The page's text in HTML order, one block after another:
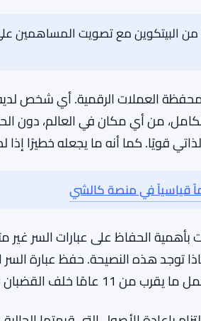
أنه في مكان ما على طول
أو قالها بصوت عالٍ. لم يتم تفصيل
البيتكوين مع تصويت المساهمين على
العملات الرقمية. أي شخص
من أي مكان في العالم، دون
قويًا. كما أنه ما يجعله خطيرًا إذا